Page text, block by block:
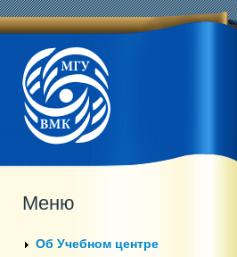
Меню
Об Учебном центре